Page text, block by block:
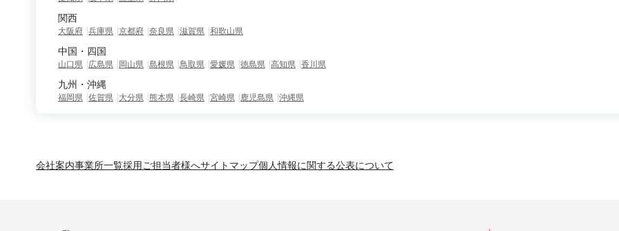
関西
大阪府 兵庫県 京都府 奈良県 滋賀県 和歌山県
中国・四国
山口県 広島県 岡山県 島根県 鳥取県 愛媛県 徳島県 高知県 香川県
九州・沖縄
福岡県 佐賀県 大分県 熊本県 長崎県 宮崎県 鹿児島県 沖縄県
会社案内事業所一覧採用ご担当者様へサイトマップ個人情報に関する公表について